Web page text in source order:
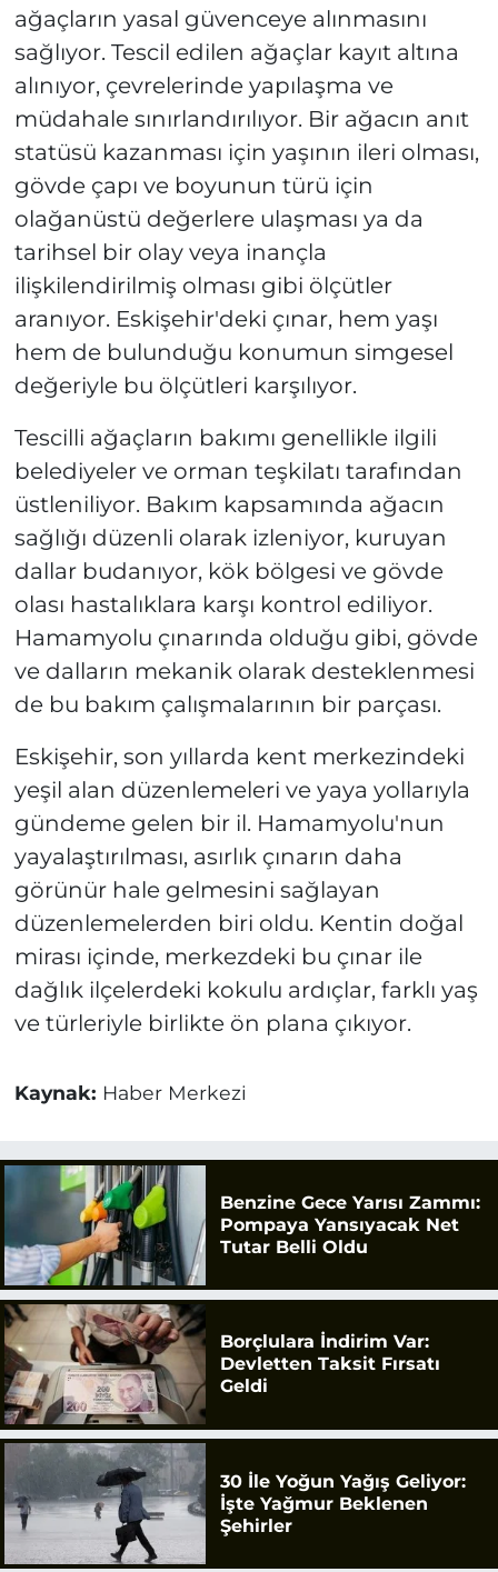
ağaçların yasal güvenceye alınmasını
sağlıyor. Tescil edilen ağaçlar kayıt altına
alınıyor, çevrelerinde yapılaşma ve
müdahale sınırlandırılıyor. Bir ağacın anıt
statüsü kazanması için yaşının ileri olması,
gövde çapı ve boyunun türü için
olağanüstü değerlere ulaşması ya da
tarihsel bir olay veya inançla
ilişkilendirilmiş olması gibi ölçütler
aranıyor. Eskişehir'deki çınar, hem yaşı
hem de bulunduğu konumun simgesel
değeriyle bu ölçütleri karşılıyor.
Tescilli ağaçların bakımı genellikle ilgili
belediyeler ve orman teşkilatı tarafından
üstleniliyor. Bakım kapsamında ağacın
sağlığı düzenli olarak izleniyor, kuruyan
dallar budanıyor, kök bölgesi ve gövde
olası hastalıklara karşı kontrol ediliyor.
Hamamyolu çınarında olduğu gibi, gövde
ve dalların mekanik olarak desteklenmesi
de bu bakım çalışmalarının bir parçası.
Eskişehir, son yıllarda kent merkezindeki
yeşil alan düzenlemeleri ve yaya yollarıyla
gündeme gelen bir il. Hamamyolu'nun
yayalaştırılması, asırlık çınarın daha
görünür hale gelmesini sağlayan
düzenlemelerden biri oldu. Kentin doğal
mirası içinde, merkezdeki bu çınar ile
dağlık ilçelerdeki kokulu ardıçlar, farklı yaş
ve türleriyle birlikte ön plana çıkıyor.
Kaynak: Haber Merkezi
Benzine Gece Yarısı Zammı:
Pompaya Yansıyacak Net
Tutar Belli Oldu
Borçlulara İndirim Var:
Devletten Taksit Fırsatı
Geldi
30 İle Yoğun Yağış Geliyor:
İşte Yağmur Beklenen
Şehirler